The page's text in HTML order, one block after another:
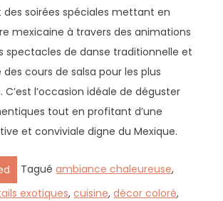
soirées spéciales mettant en
mexicaine à travers des animations
spectacles de danse traditionnelle et
cours de salsa pour les plus
C’est l’occasion idéale de déguster
tout en profitant d’une
et conviviale digne du Mexique.
Taguéambiance chaleureuse,
exotiques,cuisine,décor coloré,